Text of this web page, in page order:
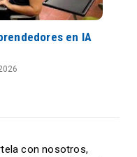
en IA
con nosotros,